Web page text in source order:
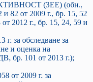
(ЗЕЕ) (обн.,
82 от 2009 г., бр. 15, 52
2012 г., бр. 15, 24, 59 и
за обследване за
и оценка на
бр. 101 от 2013 г.);
от 2009 г. за